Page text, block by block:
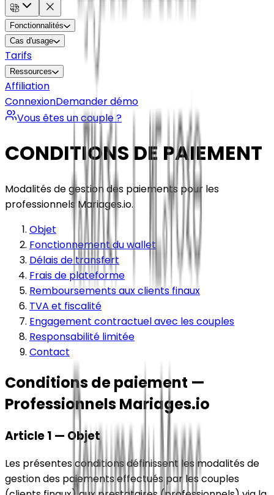
Fonctionnalités
Cas d'usage
Tarifs
Ressources
Affiliation
ConnexionDemander démo
Vous êtes un couple ?
CONDITIONS DE PAIEMENT
Modalités de gestion des paiements pour les
professionnels Mariages.io.
Objet
Fonctionnement du wallet
Délais de transfert
Frais de plateforme
Remboursements aux clients finaux
TVA et fiscalité
Engagement contractuel avec les couples
Responsabilité limitée
Contact
Conditions de paiement —
Professionnels Mariages.io
Article 1 — Objet
Les présentes conditions définissent les modalités de
gestion des paiements effectués par les couples